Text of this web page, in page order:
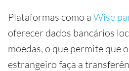
Plataformas como a Wise
oferecer dados bancários
moedas, o que permite que
estrangeiro faça a